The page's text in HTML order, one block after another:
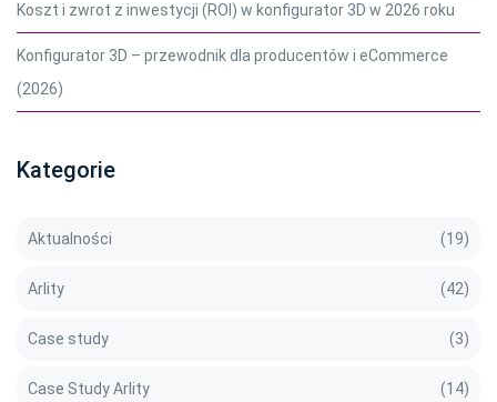
Koszt i zwrot z inwestycji (ROI) w konfigurator 3D w 2026 roku
Konfigurator 3D – przewodnik dla producentów i eCommerce
(2026)
Kategorie
Aktualności (19)
Arlity (42)
Case study (3)
Case Study Arlity (14)